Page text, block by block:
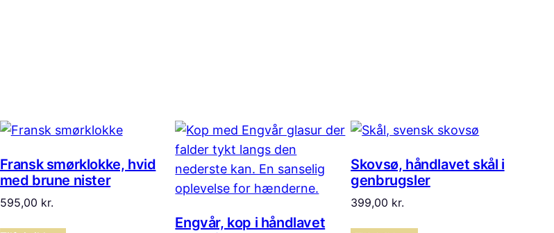
Fransk smørklokke, hvid
med brune nister
595,00 kr.
Engvår, kop i håndlavet
Skovsø, håndlavet skål i
genbrugsler
399,00 kr.